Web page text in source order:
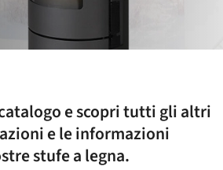
e scopri tutti gli altri
e le informazioni
stufe a legna.